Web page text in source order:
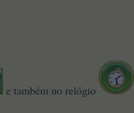
e também no relógio